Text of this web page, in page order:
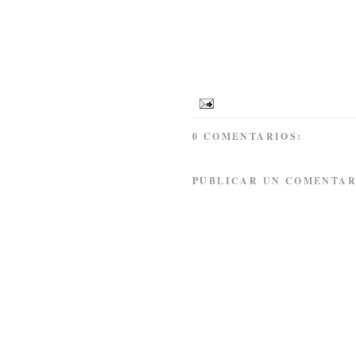
0 COMENTARIOS:
PUBLICAR UN